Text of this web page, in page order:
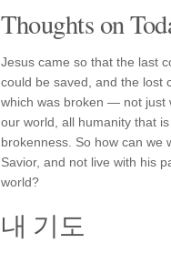
Thoughts on
Jesus came so that the last
could be saved, and the lost
which was broken — not just
our world, all humanity that
brokenness. So how can we
Savior, and not live with his
world?
내 기도